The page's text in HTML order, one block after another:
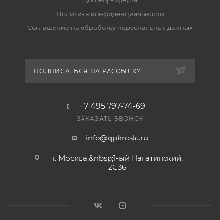
Политика конфиденциальности
Соглашение на обработку персональных данных
ПОДПИСАТЬСЯ НА РАССЫЛКУ
+7 495 797-74-69
ЗАКАЗАТЬ ЗВОНОК
info@qpkresla.ru
г. Москва,&nbsp;1-ый Нагатинский,
2C36